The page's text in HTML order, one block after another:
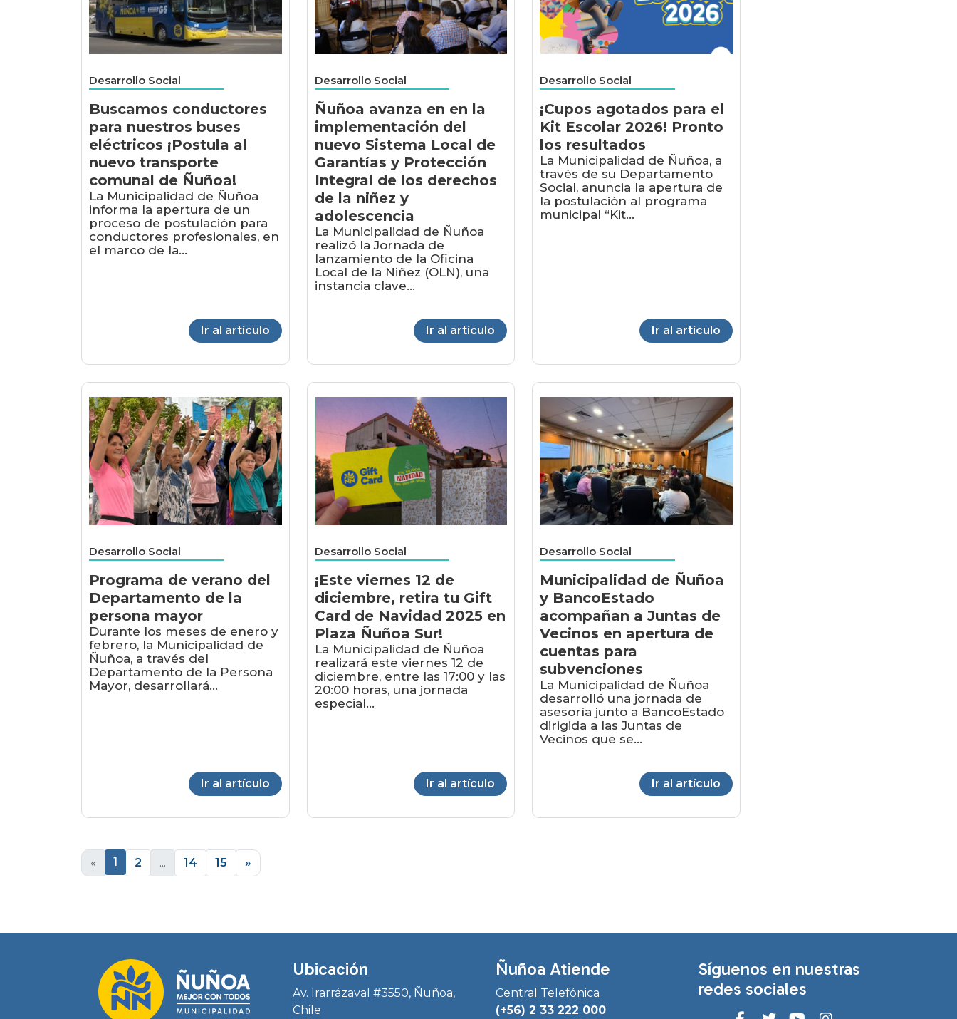
Desarrollo Social
Buscamos conductores
para nuestros buses
eléctricos ¡Postula al
nuevo transporte
comunal de Ñuñoa!
La Municipalidad de Ñuñoa
informa la apertura de un
proceso de postulación para
conductores profesionales, en
el marco de la...
Ir al artículo
Desarrollo Social
Ñuñoa avanza en en la
implementación del
nuevo Sistema Local de
Garantías y Protección
Integral de los derechos
de la niñez y
adolescencia
La Municipalidad de Ñuñoa
realizó la Jornada de
lanzamiento de la Oficina
Local de la Niñez (OLN), una
instancia clave...
Ir al artículo
Desarrollo Social
¡Cupos agotados para el
Kit Escolar 2026! Pronto
los resultados
La Municipalidad de Ñuñoa, a
través de su Departamento
Social, anuncia la apertura de
la postulación al programa
municipal “Kit...
Ir al artículo
Desarrollo Social
Programa de verano del
Departamento de la
persona mayor
Durante los meses de enero y
febrero, la Municipalidad de
Ñuñoa, a través del
Departamento de la Persona
Mayor, desarrollará...
Ir al artículo
Desarrollo Social
¡Este viernes 12 de
diciembre, retira tu Gift
Card de Navidad 2025 en
Plaza Ñuñoa Sur!
La Municipalidad de Ñuñoa
realizará este viernes 12 de
diciembre, entre las 17:00 y las
20:00 horas, una jornada
especial...
Ir al artículo
Desarrollo Social
Municipalidad de Ñuñoa
y BancoEstado
acompañan a Juntas de
Vecinos en apertura de
cuentas para
subvenciones
La Municipalidad de Ñuñoa
desarrolló una jornada de
asesoría junto a BancoEstado
dirigida a las Juntas de
Vecinos que se...
Ir al artículo
« 1 2 ... 14 15 »
Ubicación
Av. Irarrázaval #3550, Ñuñoa,
Chile
Ñuñoa Atiende
Central Telefónica
(+56) 2 33 222 000
Síguenos en nuestras
redes sociales